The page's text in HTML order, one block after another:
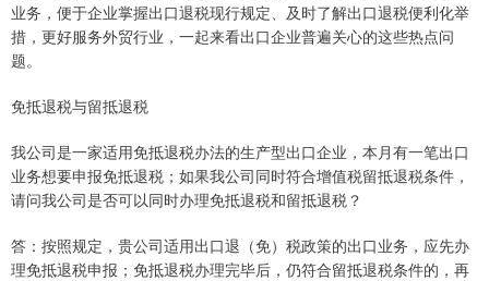
业务，便于企业掌握出口退税现行规定、及时了解出口退税便利化举
措，更好服务外贸行业，一起来看出口企业普遍关心的这些热点问
题。
免抵退税与留抵退税
我公司是一家适用免抵退税办法的生产型出口企业，本月有一笔出口
业务想要申报免抵退税；如果我公司同时符合增值税留抵退税条件，
请问我公司是否可以同时办理免抵退税和留抵退税？
答：按照规定，贵公司适用出口退（免）税政策的出口业务，应先办
理免抵退税申报；免抵退税办理完毕后，仍符合留抵退税条件的，再